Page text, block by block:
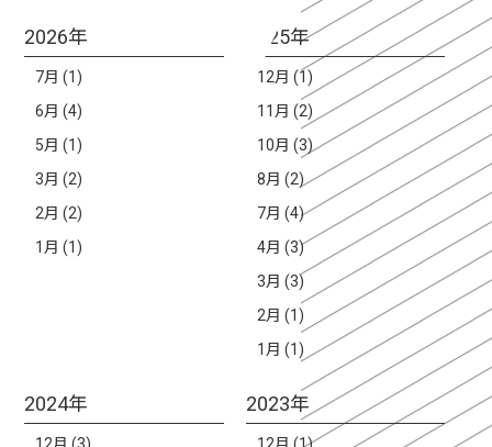
2026年
7月 (1)
6月 (4)
5月 (1)
3月 (2)
2月 (2)
1月 (1)
2025年
12月 (1)
11月 (2)
10月 (3)
8月 (2)
7月 (4)
4月 (3)
3月 (3)
2月 (1)
1月 (1)
2024年 2023年